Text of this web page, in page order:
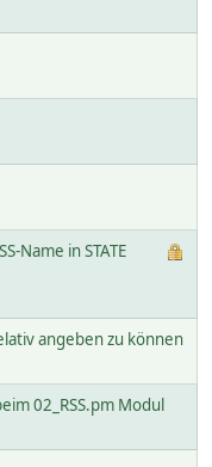
Name in STATE
angeben zu können
02_RSS.pm Modul